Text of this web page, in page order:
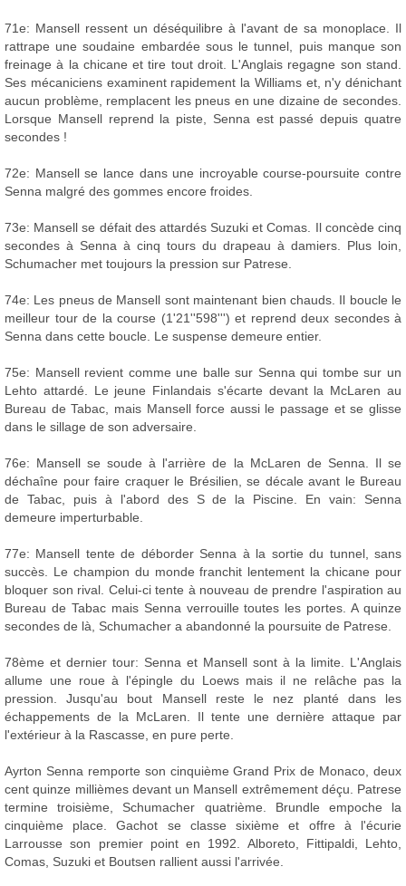
71e: Mansell ressent un déséquilibre à l'avant de sa monoplace. Il
rattrape une soudaine embardée sous le tunnel, puis manque son
freinage à la chicane et tire tout droit. L'Anglais regagne son stand.
Ses mécaniciens examinent rapidement la Williams et, n'y dénichant
aucun problème, remplacent les pneus en une dizaine de secondes.
Lorsque Mansell reprend la piste, Senna est passé depuis quatre
secondes !
72e: Mansell se lance dans une incroyable course-poursuite contre
Senna malgré des gommes encore froides.
73e: Mansell se défait des attardés Suzuki et Comas. Il concède cinq
secondes à Senna à cinq tours du drapeau à damiers. Plus loin,
Schumacher met toujours la pression sur Patrese.
74e: Les pneus de Mansell sont maintenant bien chauds. Il boucle le
meilleur tour de la course (1'21''598''') et reprend deux secondes à
Senna dans cette boucle. Le suspense demeure entier.
75e: Mansell revient comme une balle sur Senna qui tombe sur un
Lehto attardé. Le jeune Finlandais s'écarte devant la McLaren au
Bureau de Tabac, mais Mansell force aussi le passage et se glisse
dans le sillage de son adversaire.
76e: Mansell se soude à l'arrière de la McLaren de Senna. Il se
déchaîne pour faire craquer le Brésilien, se décale avant le Bureau
de Tabac, puis à l'abord des S de la Piscine. En vain: Senna
demeure imperturbable.
77e: Mansell tente de déborder Senna à la sortie du tunnel, sans
succès. Le champion du monde franchit lentement la chicane pour
bloquer son rival. Celui-ci tente à nouveau de prendre l'aspiration au
Bureau de Tabac mais Senna verrouille toutes les portes. A quinze
secondes de là, Schumacher a abandonné la poursuite de Patrese.
78ème et dernier tour: Senna et Mansell sont à la limite. L'Anglais
allume une roue à l'épingle du Loews mais il ne relâche pas la
pression. Jusqu'au bout Mansell reste le nez planté dans les
échappements de la McLaren. Il tente une dernière attaque par
l'extérieur à la Rascasse, en pure perte.
Ayrton Senna remporte son cinquième Grand Prix de Monaco, deux
cent quinze millièmes devant un Mansell extrêmement déçu. Patrese
termine troisième, Schumacher quatrième. Brundle empoche la
cinquième place. Gachot se classe sixième et offre à l'écurie
Larrousse son premier point en 1992. Alboreto, Fittipaldi, Lehto,
Comas, Suzuki et Boutsen rallient aussi l'arrivée.